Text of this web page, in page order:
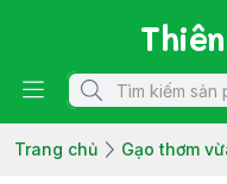
Trang chủ Gạo thơm